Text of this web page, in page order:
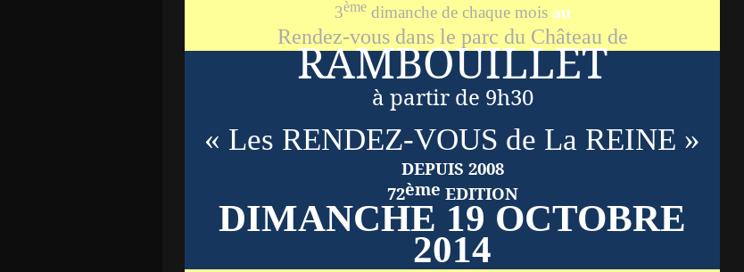
3ème dimanche de chaque mois au
Rendez-vous dans le parc du Château de
RAMBOUILLET
à partir de 9h30
« Les RENDEZ-VOUS de La REINE »
DEPUIS 2008
72ème EDITION
DIMANCHE 19 OCTOBRE
2014